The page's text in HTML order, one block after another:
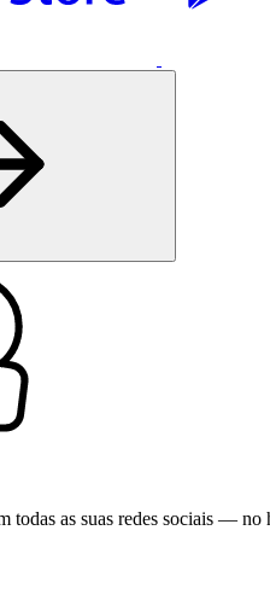
todas as suas redes sociais —